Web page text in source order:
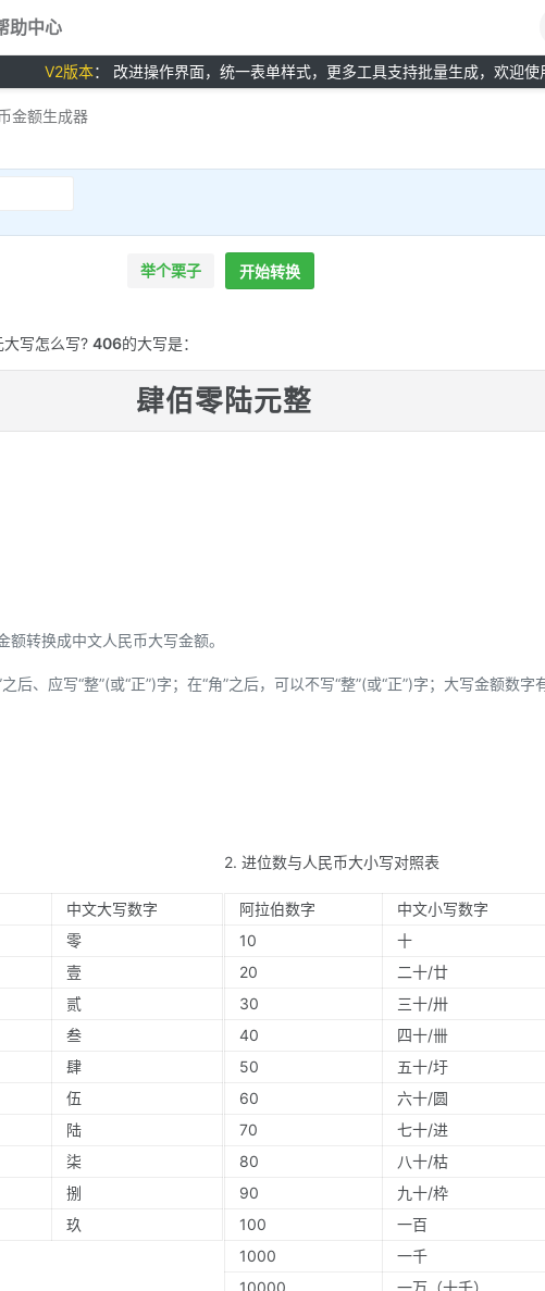
助中心
V2版本： 改进操作界面，统一表单样式，更多工具支持批量生成，欢迎使
金额生成器
举个栗子 开始转换
大写怎么写? 406的大写是：
肆佰零陆元整
转换成中文人民币大写金额。
后、应写“整”(或“正”)字；在“角”之后，可以不写“整”(或“正”)字；大写金额数字
中文大写数字
零
壹
贰
叁
肆
伍
陆
柒
捌
玖
2. 进位数与人民币大小写对照表
阿拉伯数字 中文小写数字
10
十
20
二十/廿
30
三十/卅
40
四十/卌
50
五十/圩
60
六十/圆
70
七十/进
80
八十/枯
90
九十/枠
100
一百
1000
一千
10000
一万（十千）